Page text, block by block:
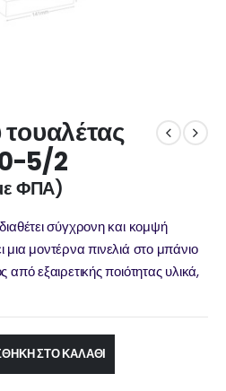
5/2
ΦΠΑ)
σύγχρονη και κομψή
μοντέρνα πινελιά στο μπάνιο
εξαιρετικής ποιότητας υλικά,
ΣΤΟ ΚΑΛΆΘΙ